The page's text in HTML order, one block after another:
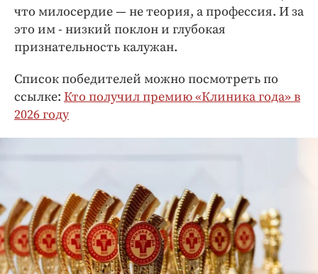
что милосердие — не теория, а профессия. И за
это им - низкий поклон и глубокая
признательность калужан.
Список победителей можно посмотреть по
ссылке: Кто получил премию «Клиника года» в
2026 году